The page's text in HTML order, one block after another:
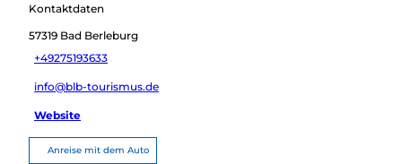
Kontaktdaten
57319 Bad Berleburg
+49275193633
info@blb-tourismus.de
Website
Anreise mit dem Auto